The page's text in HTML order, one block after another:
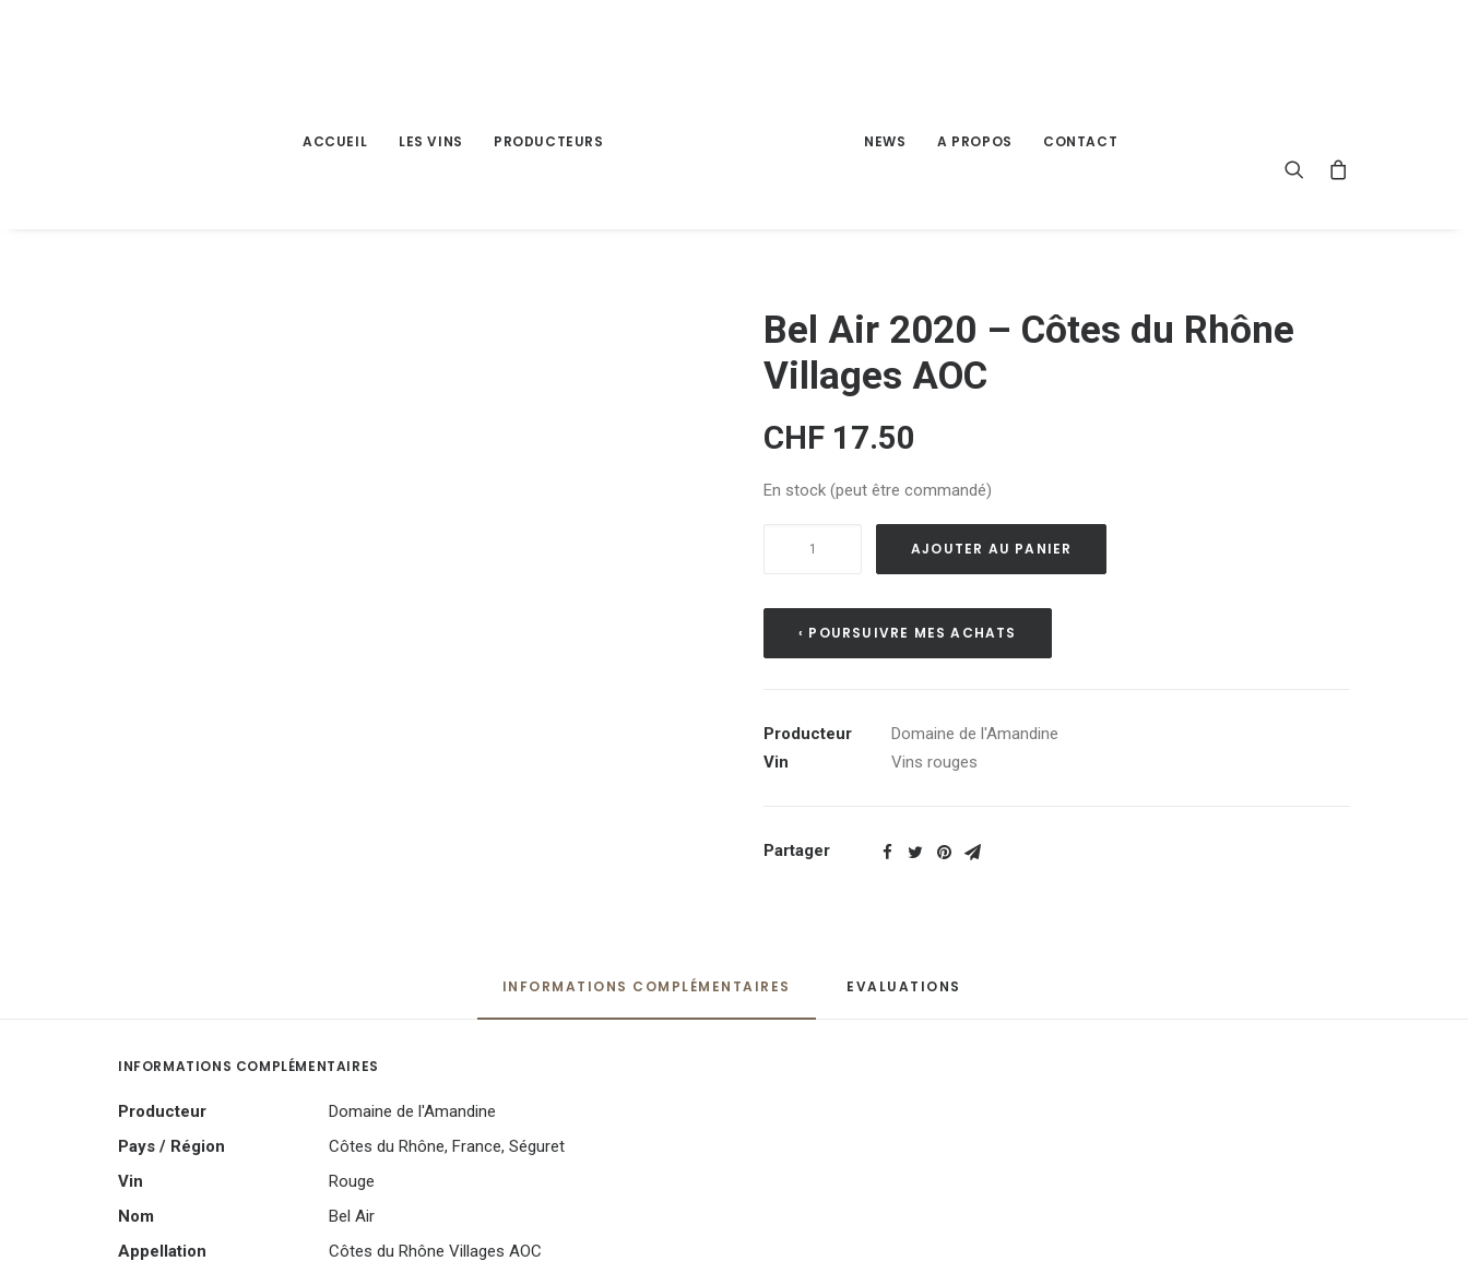
ACCUEIL LES VINS PRODUCTEURS NEWS A PROPOS CONTACT
Bel Air 2020 – Côtes du Rhône
Villages AOC
CHF 17.50
En stock (peut être commandé)
du
Rhône
AJOUTER AU PANIER
‹ POURSUIVRE MES ACHATS
Producteur
Domaine de l'Amandine
Vin
Vins rouges
Partager
INFORMATIONS COMPLÉMENTAIRES EVALUATIONS
INFORMATIONS COMPLÉMENTAIRES
Producteur
Domaine de l'Amandine
Pays / Région
Côtes du Rhône, France, Séguret
Vin
Rouge
Nom
Bel Air
Appellation
Côtes du Rhône Villages AOC